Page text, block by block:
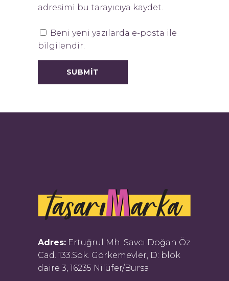
adresimi bu tarayıcıya kaydet.
Beni yeni yazılarda e-posta ile
bilgilendir.
Adres: Ertuğrul Mh. Savcı Doğan Öz
Cad. 133.Sok. Görkemevler, D: blok
daire 3, 16235 Nilüfer/Bursa